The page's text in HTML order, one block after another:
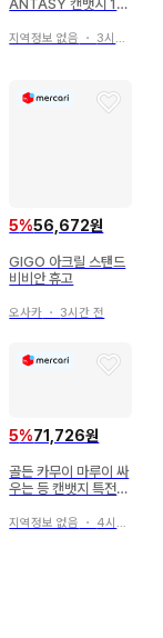
ANTASY 캔뱃지 12
지역정보 없음 ・ 3시간 전
5%56,672원
GIGO 아크릴 스탠드
비비안 휴고
오사카 ・ 3시간 전
5%71,726원
골든 카무이 마루이 싸
우는 등 캔뱃지 특전
릴 스탠드
지역정보 없음 ・ 4시간 전